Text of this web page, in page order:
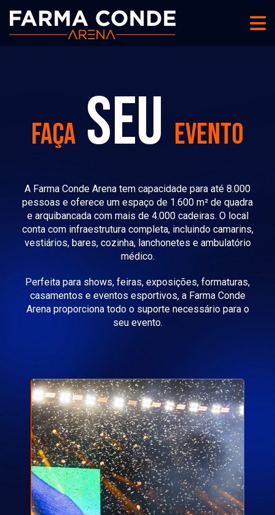
FAÇA SEU EVENTO
A Farma Conde Arena tem capacidade para até 8.000
pessoas e oferece um espaço de 1.600 m² de quadra
e arquibancada com mais de 4.000 cadeiras. O local
conta com infraestrutura completa, incluindo camarins,
vestiários, bares, cozinha, lanchonetes e ambulatório
médico.
Perfeita para shows, feiras, exposições, formaturas,
casamentos e eventos esportivos, a Farma Conde
Arena proporciona todo o suporte necessário para o
seu evento.